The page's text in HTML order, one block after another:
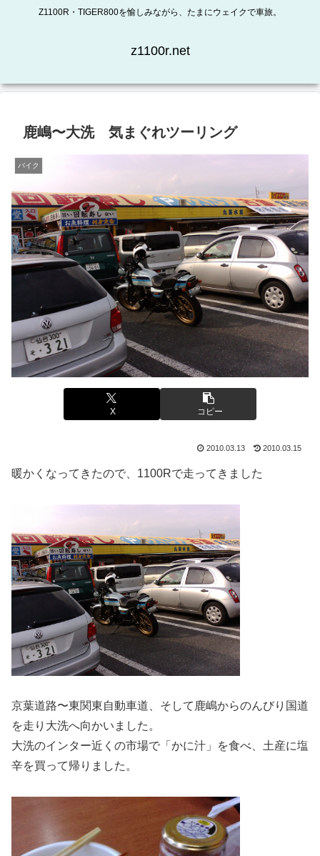
Z1100R・TIGER800を愉しみながら、たまにウェイクで車旅。
z1100r.net
鹿嶋〜大洗 気まぐれツーリング
バイク
X コピー
2010.03.13 2010.03.15
暖かくなってきたので、1100Rで走ってきました
京葉道路〜東関東自動車道、そして鹿嶋からのんびり国道
を走り大洗へ向かいました。
大洗のインター近くの市場で「かに汁」を食べ、土産に塩
辛を買って帰りました。